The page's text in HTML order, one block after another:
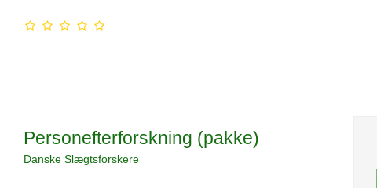
Personefterforskning (pakke)
Danske Slægtsforskere